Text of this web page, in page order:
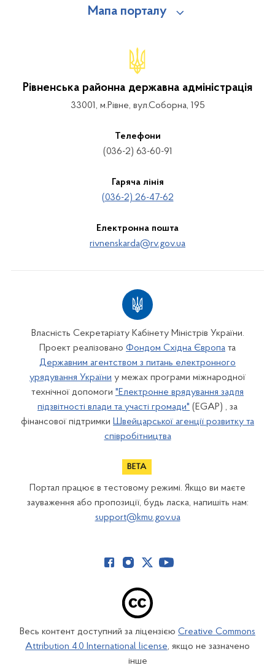
Мапа порталу
Рівненська районна державна адміністрація
33001, м.Рівне, вул.Соборна, 195
Телефони
(036-2) 63-60-91
Гаряча лінія
(036-2) 26-47-62
Електронна пошта
rivnenskarda@rv.gov.ua
Власність Секретаріату Кабінету Міністрів України.
Проект реалізовано Фондом Східна Європа та
Державним агентством з питань електронного
урядування України у межах програми міжнародної
технічної допомоги "Електронне врядування задля
підзвітності влади та участі громади" (EGAP) , за
фінансової підтримки Швейцарської агенції розвитку та
співробітництва
Портал працює в тестовому режимі. Якщо ви маєте
зауваження або пропозиції, будь ласка, напишіть нам:
support@kmu.gov.ua
Весь контент доступний за ліцензією Creative Commons
Attribution 4.0 International license, якщо не зазначено
інше